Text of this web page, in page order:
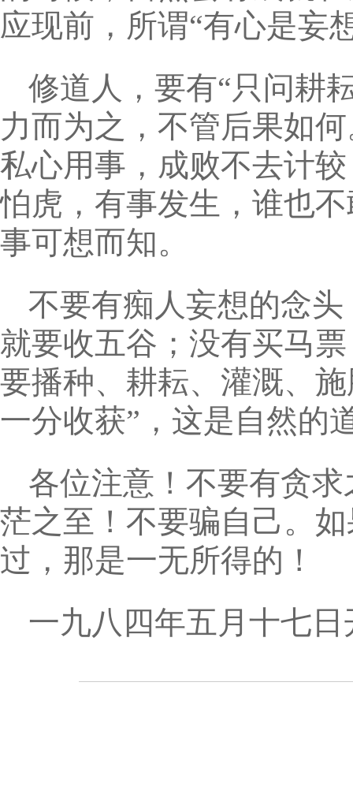
应现前，所谓“有心是妄
修道人，要有“只问耕
力而为之，不管后果如
私心用事，成败不去计
怕虎，有事发生，谁也
事可想而知。
不要有痴人妄想的念
就要收五谷；没有买马
要播种、耕耘、灌溉、
一分收获”，这是自然的
各位注意！不要有贪
茫之至！不要骗自己。
过，那是一无所得的！
一九八四年五月十七日